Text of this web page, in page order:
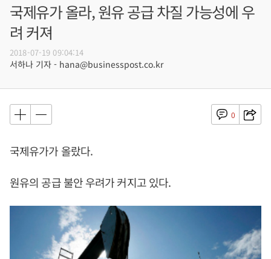
국제유가 올라, 원유 공급 차질 가능성에 우
려 커져
2018-07-19 09:04:14
서하나 기자 - hana@businesspost.co.kr
0
국제유가가 올랐다.
원유의 공급 불안 우려가 커지고 있다.